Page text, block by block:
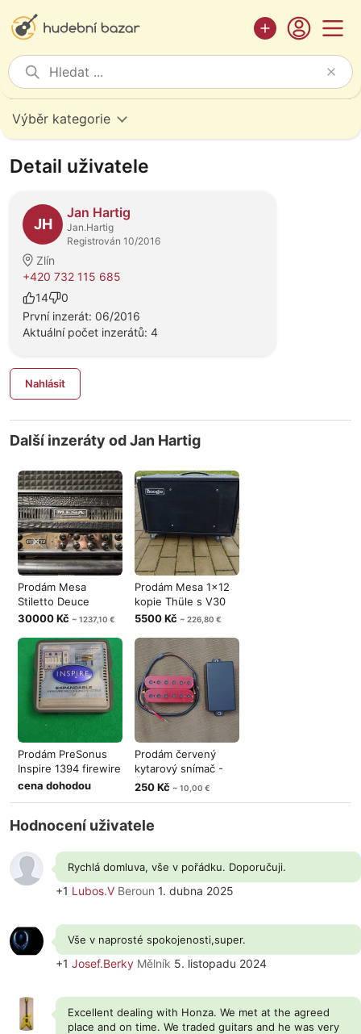
Výběr kategorie
Detail uživatele
JH
Jan Hartig
Jan.Hartig
Registrován 10/2016
Zlín
+420 732 115 685
14
0
První inzerát: 06/2016
Aktuální počet inzerátů: 4
Nahlásit
Další inzeráty od Jan Hartig
Prodám Mesa
Stiletto Deuce
30000 Kč ~ 1237,10 €
Prodám Mesa 1x12
kopie Thüle s V30
5500 Kč ~ 226,80 €
Prodám PreSonus
Inspire 1394 firewire
cena dohodou
Prodám červený
kytarový snímač -
Čína
250 Kč ~ 10,00 €
Hodnocení uživatele
Rychlá domluva, vše v pořádku. Doporučuji.
+1 Lubos.V Beroun 1. dubna 2025
Vše v naprosté spokojenosti,super.
+1 Josef.Berky Mělník 5. listopadu 2024
Excellent dealing with Honza. We met at the agreed
place and on time. We traded guitars and he was very